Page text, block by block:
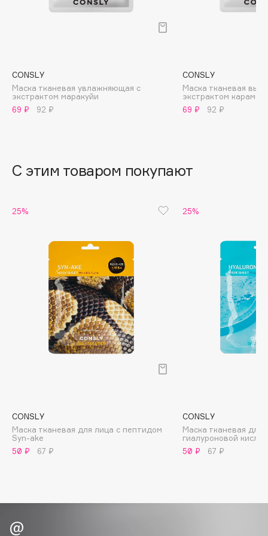
Banderas
Basicare
Beautyblades
НОВИНКА
Boadicea The Victorious
Brunello Cucinelli
Bvlgari
by TERRY
CONSLY
Маска тканевая увлажняющая с
экстрактом маракуйи
69 ₽
92 ₽
CONSLY
Маска тканевая
экстрактом
69 ₽
92 ₽
С этим товаром покупают
25%
CONSLY
Маска тканевая для лица с пептидом
Syn-ake
50 ₽
67 ₽
25%
CONSLY
Маска тканевая для
гиалуроновой
50 ₽
67 ₽